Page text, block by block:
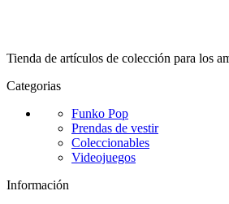
Tienda de artículos de colección para los
Categorias
Funko Pop
Prendas de vestir
Coleccionables
Videojuegos
Información